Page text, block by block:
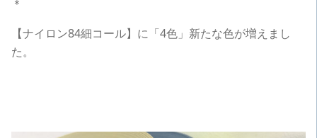
＊
【ナイロン84細コール】に「4色」新たな色が増えまし
た。